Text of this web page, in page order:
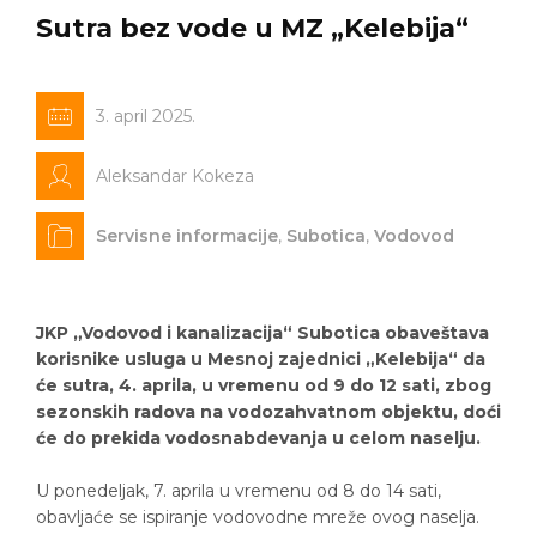
Sutra bez vode u MZ „Kelebija“
3. april 2025.
Aleksandar Kokeza
Servisne informacije, Subotica, Vodovod
JKP „Vodovod i kanalizacija“ Subotica obaveštava
korisnike usluga u Mesnoj zajednici „Kelebija“ da
će sutra, 4. aprila, u vremenu od 9 do 12 sati, zbog
sezonskih radova na vodozahvatnom objektu, doći
će do prekida vodosnabdevanja u celom naselju.
U ponedeljak, 7. aprila u vremenu od 8 do 14 sati,
obavljaće se ispiranje vodovodne mreže ovog naselja.